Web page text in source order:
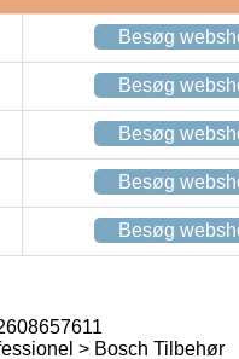
Besøg
Besøg
Besøg
Besøg
Besøg
> Bosch Tilbehør